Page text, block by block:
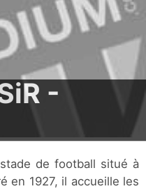
-
en 1927, il accueille les